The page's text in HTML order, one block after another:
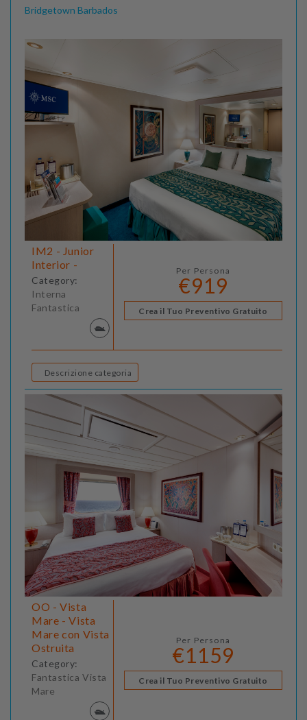
Bridgetown Barbados
IM2 - Junior
Interior -
Category:
Interna
Fantastica
Per Persona
€919
Crea il Tuo Preventivo Gratuito
Descrizione categoria
OO - Vista
Mare - Vista
Mare con Vista
Ostruita
Category:
Fantastica Vista
Mare
Per Persona
€1159
Crea il Tuo Preventivo Gratuito